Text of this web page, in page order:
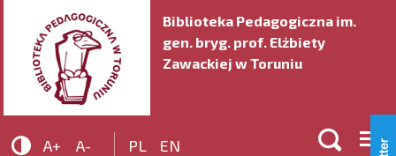
Biblioteka Pedagogiczna im.
gen. bryg. prof. Elżbiety
Zawackiej w Toruniu
 A+ A- PL EN 